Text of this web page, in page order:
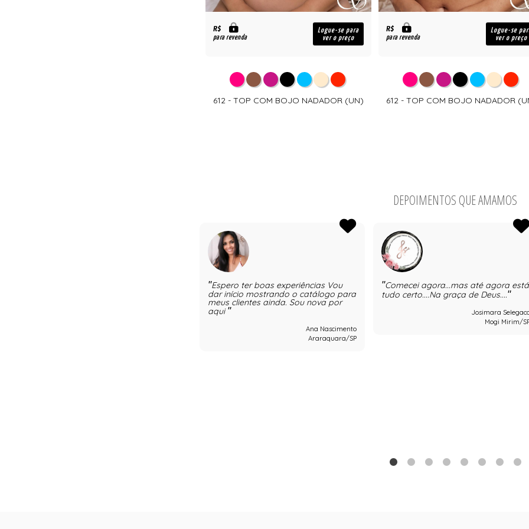
R$
para revenda
Logue-se para
ver o preço
612 - TOP COM BOJO NADADOR (UN)
R$
para revenda
Logue-se
ver o preço
612 - TOP COM BOJO NADADOR
DEPOIMENTOS QUE AMAMOS
Espero ter boas experiências Vou
dar início mostrando o catálogo para
meus clientes ainda. Sou nova por
aqui
Ana Nascimento
Araraquara/SP
Comecei agora...mas até agora está
tudo certo....Na graça de Deus....
Josimara
Mogi Mirim/